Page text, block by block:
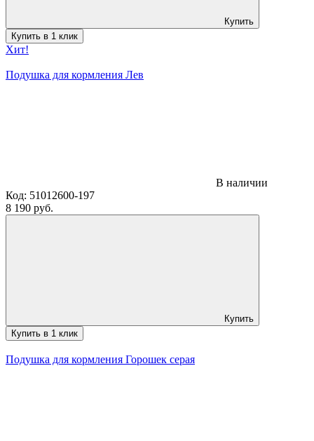
Купить
Купить в 1 клик
Хит!
Подушка для кормления Лев
В наличии
Код: 51012600-197
8 190 руб.
Купить
Купить в 1 клик
Подушка для кормления Горошек серая